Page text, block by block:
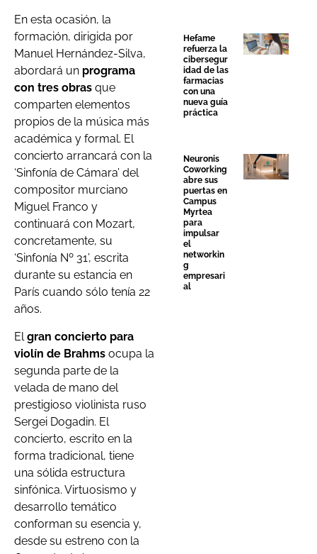
En esta ocasión, la
formación, dirigida por
Manuel Hernández-Silva,
abordará un programa
con tres obras que
comparten elementos
propios de la música más
académica y formal. El
concierto arrancará con la
‘Sinfonía de Cámara’ del
compositor murciano
Miguel Franco y
continuará con Mozart,
concretamente, su
‘Sinfonía Nº 31’, escrita
durante su estancia en
París cuando sólo tenía 22
años.
El gran concierto para
violín de Brahms ocupa la
segunda parte de la
velada de mano del
prestigioso violinista ruso
Sergei Dogadin. El
concierto, escrito en la
forma tradicional, tiene
una sólida estructura
sinfónica. Virtuosismo y
desarrollo temático
conforman su esencia y,
desde su estreno con la
Hefame
refuerza la
cibersegur
idad de las
farmacias
con una
nueva guía
práctica
Neuronis
Coworking
abre sus
puertas en
Campus
Myrtea
para
impulsar
el
networkin
g
empresari
al